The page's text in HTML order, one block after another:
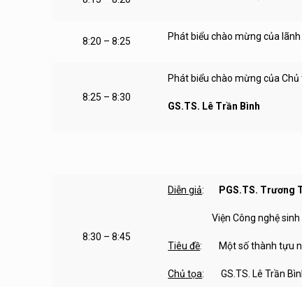
8:20 – 8:25 Phát biểu chào mừng của
8:25 – 8:30
Phát biểu chào mừng của
GS.TS. Lê Trần Bình
8:30 – 8:45
Diễn giả: PGS.TS. Trương
Viện Công nghệ sinh
Tiêu đề: Một số thành tựu nổi
Chủ tọa: GS.TS. Lê Trần